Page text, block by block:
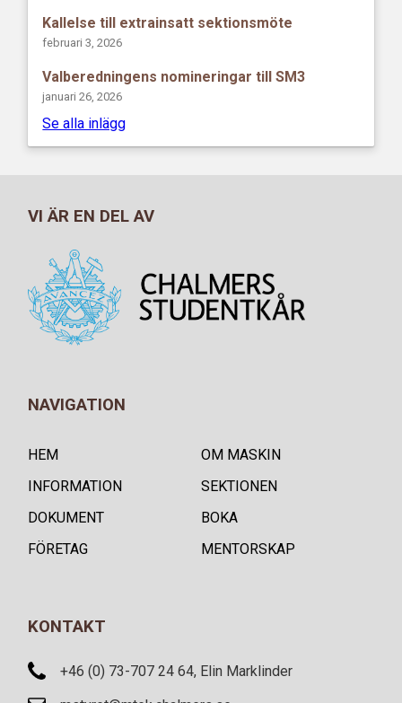
Kallelse till extrainsatt sektionsmöte
februari 3, 2026
Valberedningens nomineringar till SM3
januari 26, 2026
Se alla inlägg
VI ÄR EN DEL AV
NAVIGATION
HEM
OM MASKIN
INFORMATION
SEKTIONEN
DOKUMENT
BOKA
FÖRETAG
MENTORSKAP
KONTAKT
+46 (0) 73-707 24 64, Elin Marklinder